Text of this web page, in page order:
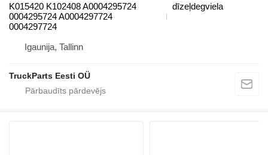
K015420 K102408 A0004295724
0004295724 A0004297724
0004297724
dīzeļdegviela
Igaunija, Tallinn
TruckParts Eesti OÜ